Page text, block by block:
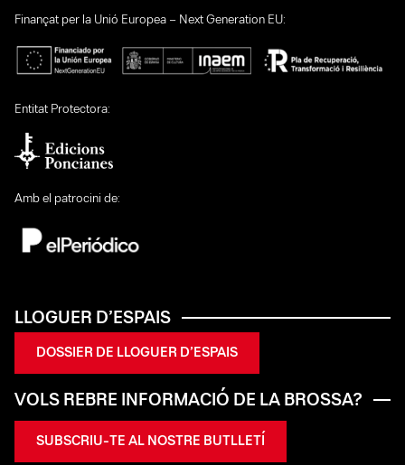
Finançat per la Unió Europea – Next Generation EU:
Entitat Protectora:
Amb el patrocini de:
LLOGUER D’ESPAIS
DOSSIER DE LLOGUER D’ESPAIS
VOLS REBRE INFORMACIÓ DE LA BROSSA?
SUBSCRIU-TE AL NOSTRE BUTLLETÍ